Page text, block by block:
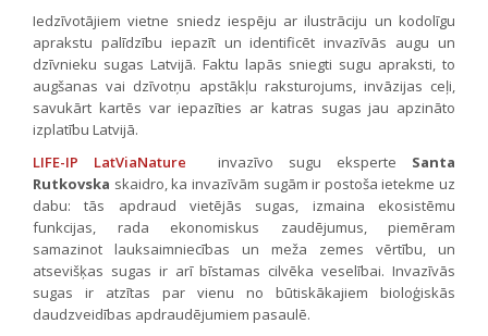
Iedzīvotājiem vietne sniedz iespēju ar ilustrāciju un kodolīgu
aprakstu palīdzību iepazīt un identificēt invazīvās augu un
dzīvnieku sugas Latvijā. Faktu lapās sniegti sugu apraksti, to
augšanas vai dzīvotņu apstākļu raksturojums, invāzijas ceļi,
savukārt kartēs var iepazīties ar katras sugas jau apzināto
izplatību Latvijā.
LIFE-IP LatViaNature
invazīvo sugu eksperte Santa
Rutkovska skaidro, ka invazīvām sugām ir postoša ietekme uz
dabu: tās apdraud vietējās sugas, izmaina ekosistēmu
funkcijas, rada ekonomiskus zaudējumus, piemēram
samazinot lauksaimniecības un meža zemes vērtību, un
atsevišķas sugas ir arī bīstamas cilvēka veselībai. Invazīvās
sugas ir atzītas par vienu no būtiskākajiem bioloģiskās
daudzveidības apdraudējumiem pasaulē.